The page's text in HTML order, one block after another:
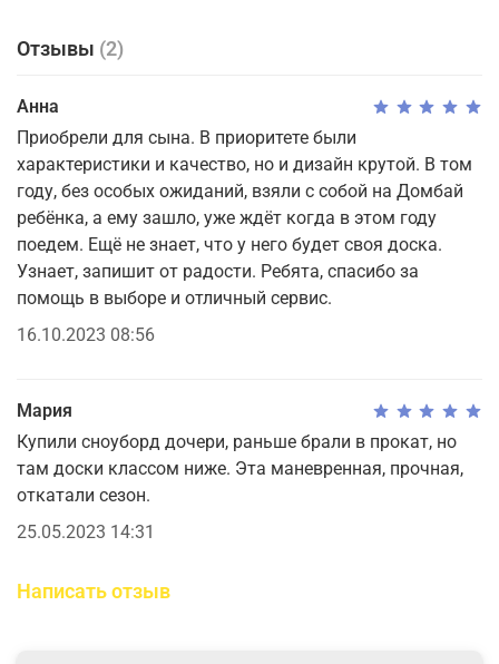
Отзывы (2)
Анна
Приобрели для сына. В приоритете были
характеристики и качество, но и дизайн крутой. В том
году, без особых ожиданий, взяли с собой на Домбай
ребёнка, а ему зашло, уже ждёт когда в этом году
поедем. Ещё не знает, что у него будет своя доска.
Узнает, запишит от радости. Ребята, спасибо за
помощь в выборе и отличный сервис.
16.10.2023 08:56
Мария
Купили сноуборд дочери, раньше брали в прокат, но
там доски классом ниже. Эта маневренная, прочная,
откатали сезон.
25.05.2023 14:31
Написать отзыв